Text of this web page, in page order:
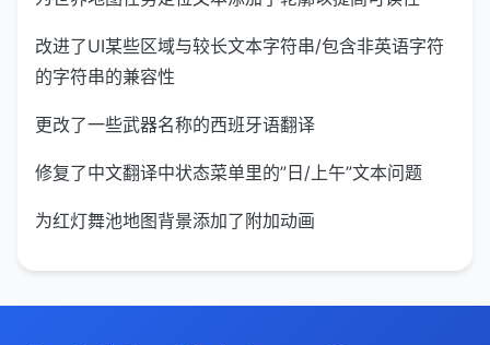
改进了UI某些区域与较长文本字符串/包含非英语字符
的字符串的兼容性
更改了一些武器名称的西班牙语翻译
修复了中文翻译中状态菜单里的”日/上午”文本问题
为红灯舞池地图背景添加了附加动画